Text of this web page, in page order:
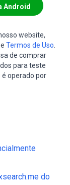
Android
website,
e Termos de Uso
de comprar
para teste
é operado por
do